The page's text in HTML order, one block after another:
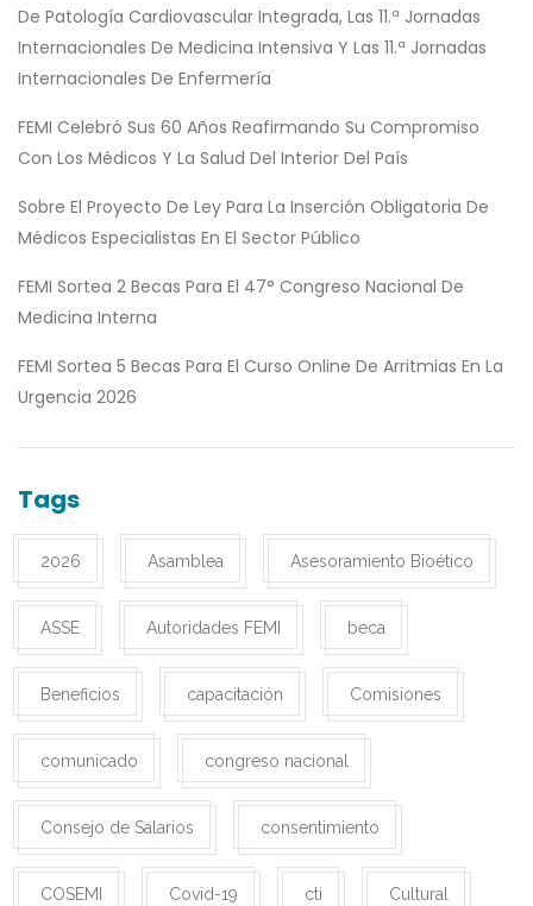
De Patología Cardiovascular Integrada, Las 11.ª Jornadas
Internacionales De Medicina Intensiva Y Las 11.ª Jornadas
Internacionales De Enfermería
FEMI Celebró Sus 60 Años Reafirmando Su Compromiso
Con Los Médicos Y La Salud Del Interior Del País
Sobre El Proyecto De Ley Para La Inserción Obligatoria De
Médicos Especialistas En El Sector Público
FEMI Sortea 2 Becas Para El 47° Congreso Nacional De
Medicina Interna
FEMI Sortea 5 Becas Para El Curso Online De Arritmias En La
Urgencia 2026
Tags
2026 Asamblea Asesoramiento Bioético
ASSE Autoridades FEMI beca
Beneficios capacitación Comisiones
comunicado congreso nacional
Consejo de Salarios consentimiento
COSEMI Covid-19 cti Cultural